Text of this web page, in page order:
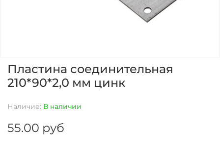
Наличие: В наличии
Пластина соединительная
210*90*2,0 мм цинк
55.00 руб